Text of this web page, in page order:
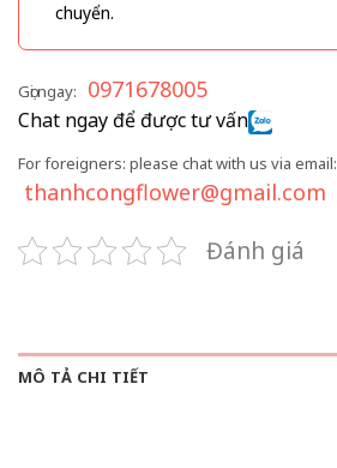
chuyển.
Gọi ngay: 0971678005
Chat ngay để được tư vấn
For foreigners: please chat with us via email:
thanhcongflower@gmail.com
Đánh giá
MÔ TẢ CHI TIẾT